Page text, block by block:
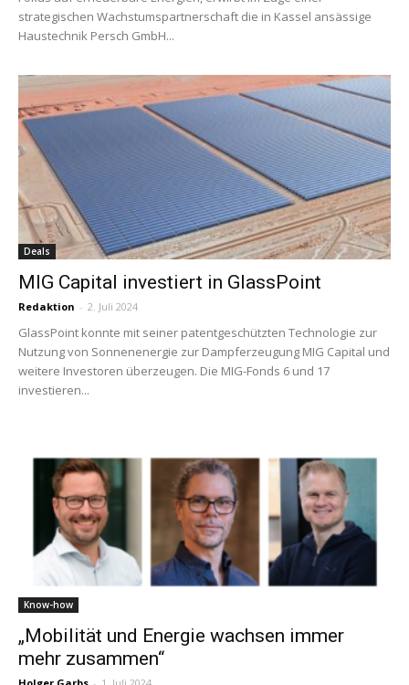
strategischen Wachstumspartnerschaft die in Kassel ansässige
Haustechnik Persch GmbH...
Deals
MIG Capital investiert in GlassPoint
Redaktion - 2. Juli 2024
GlassPoint konnte mit seiner patentgeschützten Technologie zur
Nutzung von Sonnenenergie zur Dampferzeugung MIG Capital und
weitere Investoren überzeugen. Die MIG-Fonds 6 und 17
investieren...
Know-how
„Mobilität und Energie wachsen immer
mehr zusammen“